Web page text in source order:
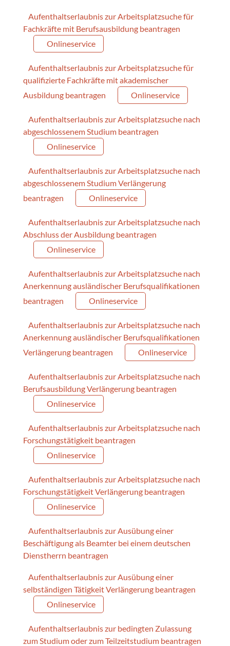
Aufenthaltserlaubnis zur Arbeitsplatzsuche für
Fachkräfte mit Berufsausbildung beantragen
Onlineservice
Aufenthaltserlaubnis zur Arbeitsplatzsuche für
qualifizierte Fachkräfte mit akademischer
Ausbildung beantragen
Onlineservice
Aufenthaltserlaubnis zur Arbeitsplatzsuche nach
abgeschlossenem Studium beantragen
Onlineservice
Aufenthaltserlaubnis zur Arbeitsplatzsuche nach
abgeschlossenem Studium Verlängerung
beantragen
Onlineservice
Aufenthaltserlaubnis zur Arbeitsplatzsuche nach
Abschluss der Ausbildung beantragen
Onlineservice
Aufenthaltserlaubnis zur Arbeitsplatzsuche nach
Anerkennung ausländischer Berufsqualifikationen
beantragen
Onlineservice
Aufenthaltserlaubnis zur Arbeitsplatzsuche nach
Anerkennung ausländischer Berufsqualifikationen
Verlängerung beantragen
Onlineservice
Aufenthaltserlaubnis zur Arbeitsplatzsuche nach
Berufsausbildung Verlängerung beantragen
Onlineservice
Aufenthaltserlaubnis zur Arbeitsplatzsuche nach
Forschungstätigkeit beantragen
Onlineservice
Aufenthaltserlaubnis zur Arbeitsplatzsuche nach
Forschungstätigkeit Verlängerung beantragen
Onlineservice
Aufenthaltserlaubnis zur Ausübung einer
Beschäftigung als Beamter bei einem deutschen
Dienstherrn beantragen
Aufenthaltserlaubnis zur Ausübung einer
selbständigen Tätigkeit Verlängerung beantragen
Onlineservice
Aufenthaltserlaubnis zur bedingten Zulassung
zum Studium oder zum Teilzeitstudium beantragen